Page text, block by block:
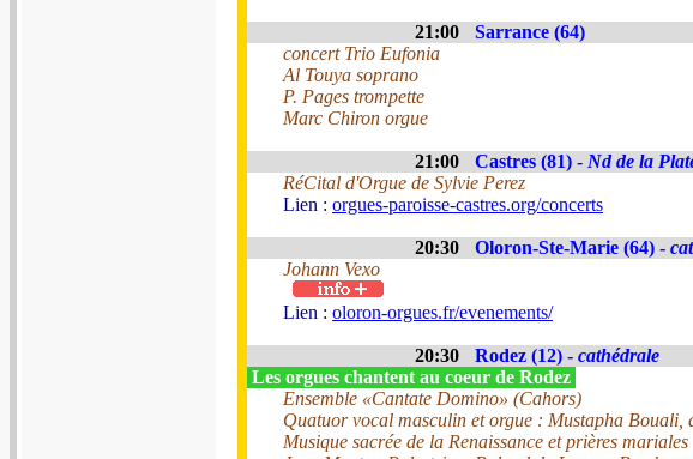
21:00
Sarrance (64)
concert Trio Eufonia
Al Touya soprano
P. Pages trompette
Marc Chiron orgue
21:00 Castres (81) - Nd de la
RéCital d'Orgue de Sylvie Perez
Lien : orgues-paroisse-castres.org/concerts
20:30 Oloron-Ste-Marie (64) -
Johann Vexo
Lien : oloron-orgues.fr/evenements/
20:30 Rodez (12) - cathédrale
Les orgues chantent au coeur de Rodez
Ensemble «Cantate Domino» (Cahors)
Quatuor vocal masculin et orgue : Mustapha
Musique sacrée de la Renaissance et prières mariales